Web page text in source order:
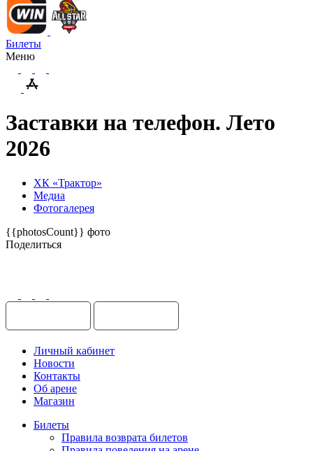
Билеты
Меню
Заставки на телефон. Лето
2026
ХК «Трактор»
Медиа
Фотогалерея
{{photosCount}} фото
Поделиться
Личный кабинет
Новости
Контакты
Об арене
Магазин
Билеты
Правила возврата билетов